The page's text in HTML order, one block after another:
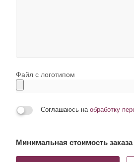
Файл с логотипом
Соглашаюсь на обработку
Минимальная стоимость заказа